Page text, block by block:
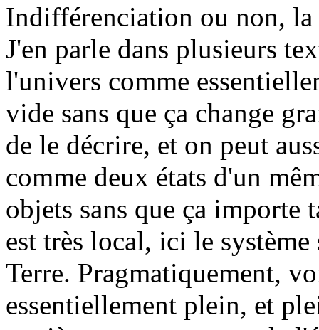
Indifférenciation ou non, la
J'en parle dans plusieurs
l'univers comme
vide sans que ça change
de le décrire, et on peut
comme deux états d'un
objets sans que ça importe
est très local, ici le
Terre. Pragmatiquement,
essentiellement plein, et